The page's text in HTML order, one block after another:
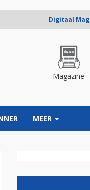
Digitaal
Magazine
MEER